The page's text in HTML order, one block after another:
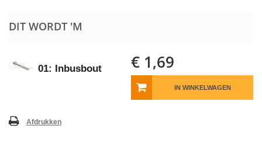
DIT WORDT 'M
01: Inbusbout € 1,69
IN WINKELWAGEN
Afdrukken